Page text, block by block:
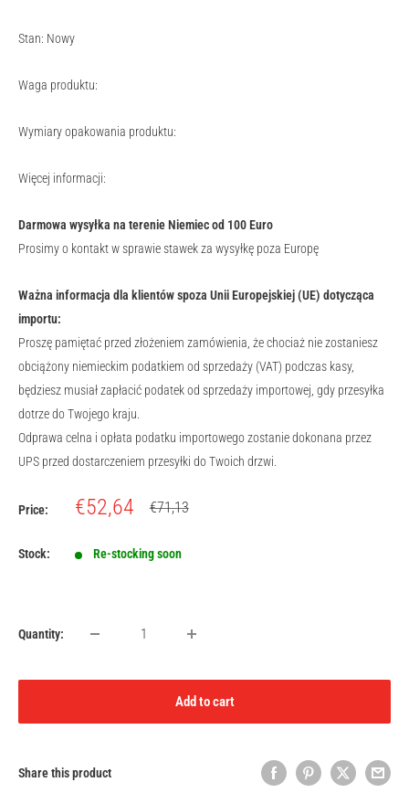
Stan: Nowy
Waga produktu:
Wymiary opakowania produktu:
Więcej informacji:
Darmowa wysyłka na terenie Niemiec od 100 Euro
Prosimy o kontakt w sprawie stawek za wysyłkę poza Europę
Ważna informacja dla klientów spoza Unii Europejskiej (UE) dotycząca
importu:
Proszę pamiętać przed złożeniem zamówienia, że chociaż nie zostaniesz
obciążony niemieckim podatkiem od sprzedaży (VAT) podczas kasy,
będziesz musiał zapłacić podatek od sprzedaży importowej, gdy przesyłka
dotrze do Twojego kraju.
Odprawa celna i opłata podatku importowego zostanie dokonana przez
UPS przed dostarczeniem przesyłki do Twoich drzwi.
Price:
Sale
€52,64
Regular
€71,13
Stock: Re-stocking soon
Quantity:
Add to cart
Share this product